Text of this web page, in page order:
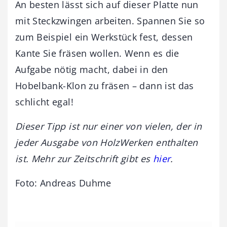
An besten lässt sich auf dieser Platte nun
mit Steckzwingen arbeiten. Spannen Sie so
zum Beispiel ein Werkstück fest, dessen
Kante Sie fräsen wollen. Wenn es die
Aufgabe nötig macht, dabei in den
Hobelbank-Klon zu fräsen – dann ist das
schlicht egal!
Dieser Tipp ist nur einer von vielen, der in
jeder Ausgabe von HolzWerken enthalten
ist. Mehr zur Zeitschrift gibt es hier.
Foto: Andreas Duhme